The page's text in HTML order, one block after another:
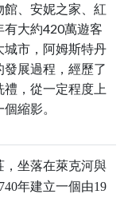
、安妮之家、紅
大約420萬遊客
城市，阿姆斯特丹
展過程，經歷了
，從一定程度上
縮影。
，坐落在萊克河與
年建立一個由19